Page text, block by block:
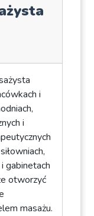
i
i
gabinetach
otworzyć
masażu.